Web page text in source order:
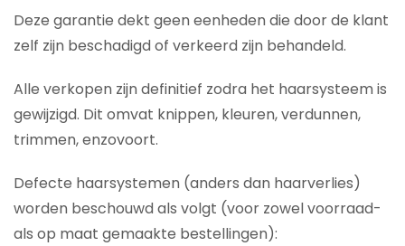
Deze garantie dekt geen eenheden die door de klant
zelf zijn beschadigd of verkeerd zijn behandeld.
Alle verkopen zijn definitief zodra het haarsysteem is
gewijzigd. Dit omvat knippen, kleuren, verdunnen,
trimmen, enzovoort.
Defecte haarsystemen (anders dan haarverlies)
worden beschouwd als volgt (voor zowel voorraad-
als op maat gemaakte bestellingen):